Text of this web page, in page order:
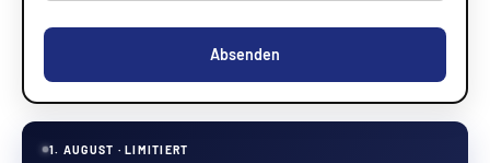
Absenden
1. AUGUST · LIMITIERT